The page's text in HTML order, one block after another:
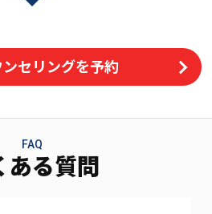
セリングを予約
FAQ
ある質問